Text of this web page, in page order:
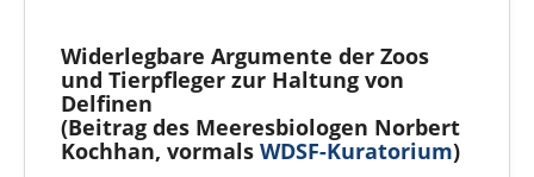
Widerlegbare Argumente der Zoos
und Tierpfleger zur Haltung von
Delfinen
(Beitrag des Meeresbiologen Norbert
Kochhan, vormals WDSF-Kuratorium)